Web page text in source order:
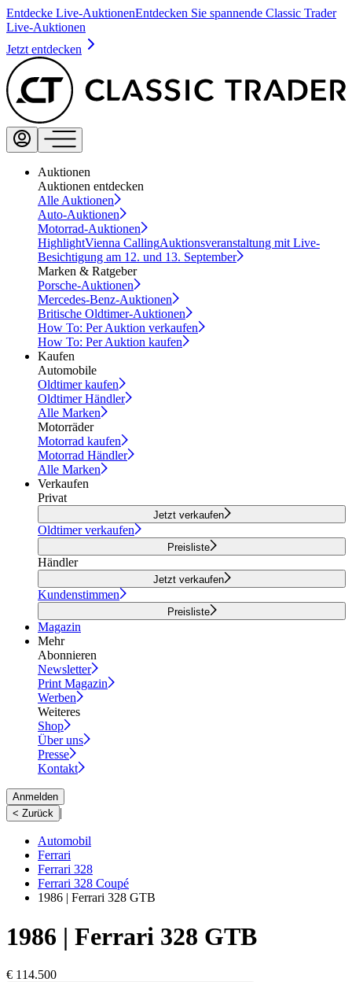
Entdecke Live-AuktionenEntdecken Sie spannende Classic Trader
Live-Auktionen
Jetzt entdecken
Auktionen
Auktionen entdecken
Alle Auktionen
Auto-Auktionen
Motorrad-Auktionen
HighlightVienna CallingAuktionsveranstaltung mit Live-
Besichtigung am 12. und 13. September
Marken & Ratgeber
Porsche-Auktionen
Mercedes-Benz-Auktionen
Britische Oldtimer-Auktionen
How To: Per Auktion verkaufen
How To: Per Auktion kaufen
Kaufen
Automobile
Oldtimer kaufen
Oldtimer Händler
Alle Marken
Motorräder
Motorrad kaufen
Motorrad Händler
Alle Marken
Verkaufen
Privat
Jetzt verkaufen
Oldtimer verkaufen
Preisliste
Händler
Jetzt verkaufen
Kundenstimmen
Preisliste
Magazin
Mehr
Abonnieren
Newsletter
Print Magazin
Werben
Weiteres
Shop
Über uns
Presse
Kontakt
Anmelden
< Zurück |
Automobil
Ferrari
Ferrari 328
Ferrari 328 Coupé
1986 | Ferrari 328 GTB
1986 | Ferrari 328 GTB
€ 114.500